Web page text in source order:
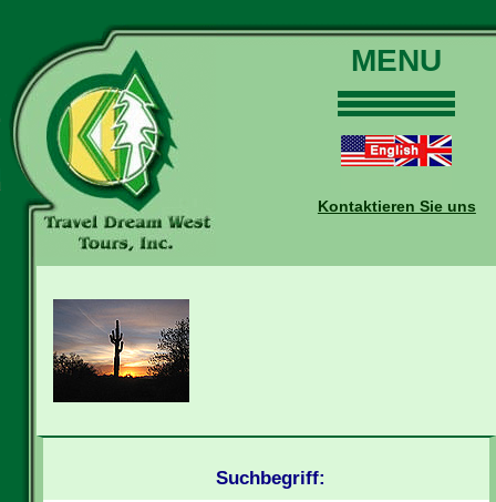
MENU
Touren
Daten und Preise
Buchungen
Kontaktieren Sie uns
Suchbegriff: